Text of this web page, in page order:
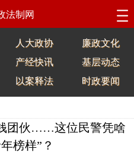
法制网
人大政协
廉政文化
产经快讯
基层动态
以案释法 时政要闻
团伙……这位民警凭啥
榜样”？